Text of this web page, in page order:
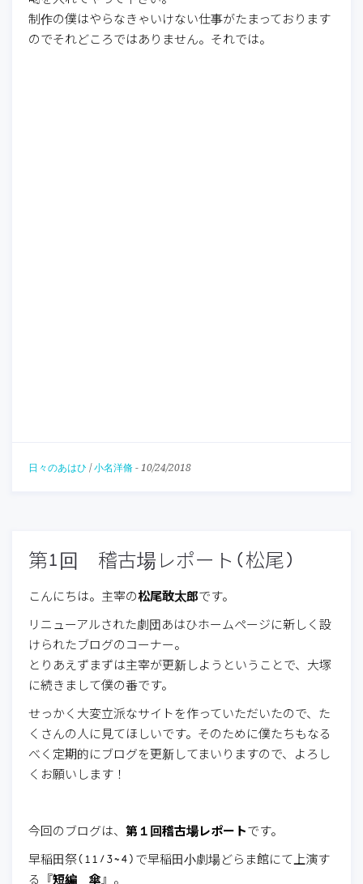
制作の僕はやらなきゃいけない仕事がたまっております
のでそれどころではありません。それでは。
日々のあはひ /小名洋脩 - 10/24/2018
第1回 稽古場レポート(松尾)
こんにちは。主宰の松尾敢太郎です。
リニューアルされた劇団あはひホームページに新しく設
けられたブログのコーナー。
とりあえずまずは主宰が更新しようということで、大塚
に続きまして僕の番です。
せっかく大変立派なサイトを作っていただいたので、た
くさんの人に見てほしいです。そのために僕たちもなる
べく定期的にブログを更新してまいりますので、よろし
くお願いします！
今回のブログは、 第１回稽古場レポート です。
早稲田祭(11/3~4)で早稲田小劇場どらま館にて上演す
る『短編＿傘 』。